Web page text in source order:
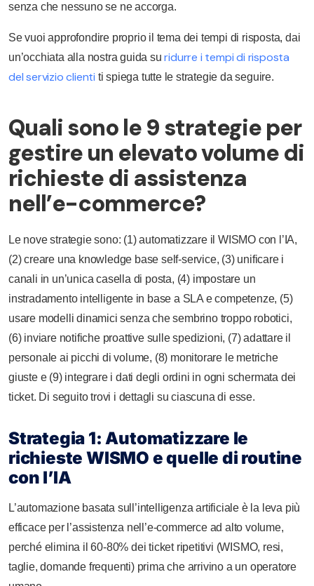
senza che nessuno se ne accorga.
Se vuoi approfondire proprio il tema dei tempi di risposta, dai
un’occhiata alla nostra guida suridurre i tempi di risposta
del servizio clienti ti spiega tutte le strategie da seguire.
Quali sono le 9 strategie per
gestire un elevato volume di
richieste di assistenza
nell’e-commerce?
Le nove strategie sono: (1) automatizzare il WISMO con l’IA,
(2) creare una knowledge base self-service, (3) unificare i
canali in un’unica casella di posta, (4) impostare un
instradamento intelligente in base a SLA e competenze, (5)
usare modelli dinamici senza che sembrino troppo robotici,
(6) inviare notifiche proattive sulle spedizioni, (7) adattare il
personale ai picchi di volume, (8) monitorare le metriche
giuste e (9) integrare i dati degli ordini in ogni schermata dei
ticket. Di seguito trovi i dettagli su ciascuna di esse.
Strategia 1: Automatizzare le
richieste WISMO e quelle di routine
con l’IA
L’automazione basata sull’intelligenza artificiale è la leva più
efficace per l’assistenza nell’e-commerce ad alto volume,
perché elimina il 60-80% dei ticket ripetitivi (WISMO, resi,
taglie, domande frequenti) prima che arrivino a un operatore